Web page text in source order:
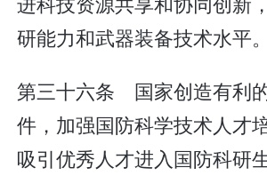
研能力和武器装备技术水平。
第三十六条 国家创造有利
件，加强国防科学技术人才
吸引优秀人才进入国防科研